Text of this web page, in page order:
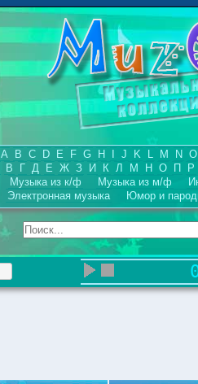
A B C D E F G H J K L M N O
В Г Д Е Ж З И К Л М Н О П
Р
Музыка из к/ф
Музыка из м/ф
Электронная музыка
Юмор и